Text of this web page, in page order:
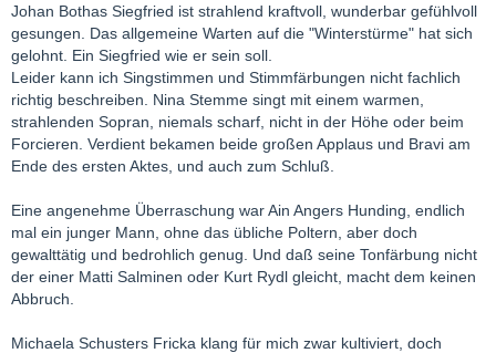
Johan Bothas Siegfried ist strahlend kraftvoll, wunderbar gefühlvoll
gesungen. Das allgemeine Warten auf die "Winterstürme" hat sich
gelohnt. Ein Siegfried wie er sein soll.
Leider kann ich Singstimmen und Stimmfärbungen nicht fachlich
richtig beschreiben. Nina Stemme singt mit einem warmen,
strahlenden Sopran, niemals scharf, nicht in der Höhe oder beim
Forcieren. Verdient bekamen beide großen Applaus und Bravi am
Ende des ersten Aktes, und auch zum Schluß.
Eine angenehme Überraschung war Ain Angers Hunding, endlich
mal ein junger Mann, ohne das übliche Poltern, aber doch
gewalttätig und bedrohlich genug. Und daß seine Tonfärbung nicht
der einer Matti Salminen oder Kurt Rydl gleicht, macht dem keinen
Abbruch.
Michaela Schusters Fricka klang für mich zwar kultiviert, doch